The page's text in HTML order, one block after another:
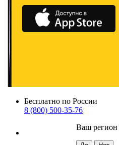
Бесплатно по России
8 (800) 500-35-76
Ваш регион